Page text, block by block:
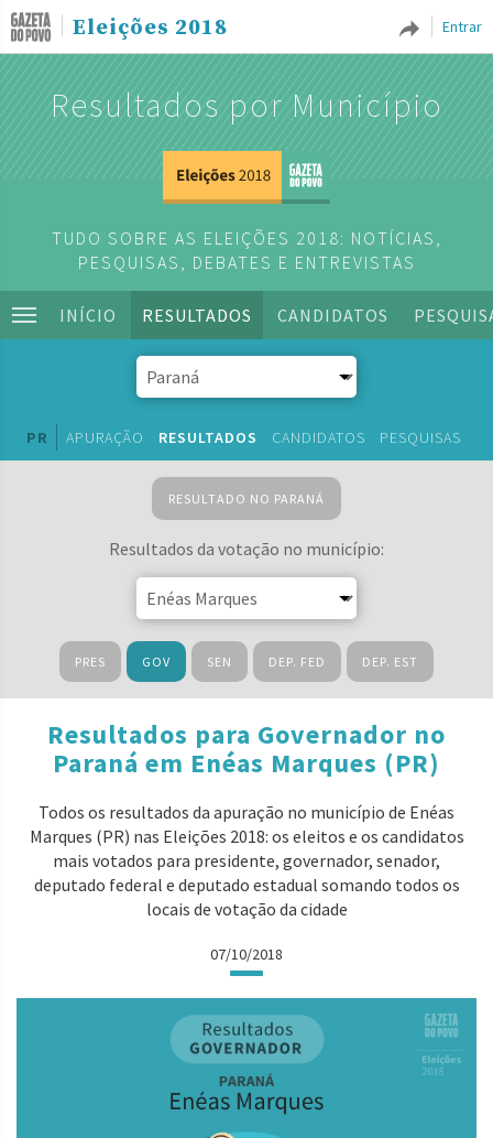
Entrar
Eleições 2018
Resultados por Município
TUDO SOBRE AS ELEIÇÕES 2018: NOTÍCIAS,
PESQUISAS, DEBATES E ENTREVISTAS
INÍCIO RESULTADOS CANDIDATOS
PR APURAÇÃO RESULTADOS CANDIDATOS PESQUISAS
RESULTADO NO PARANÁ
Resultados da votação no município:
PRES GOV SEN DEP. FED DEP. EST
Resultados para Governador no
Paraná em Enéas Marques (PR)
Todos os resultados da apuração no município de Enéas
Marques (PR) nas Eleições 2018: os eleitos e os candidatos
mais votados para presidente, governador, senador,
deputado federal e deputado estadual somando todos os
locais de votação da cidade
07/10/2018